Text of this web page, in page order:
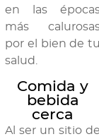
en las
más
por el bien de tu
salud.
Comida y
bebida
cerca
Al ser un sitio de